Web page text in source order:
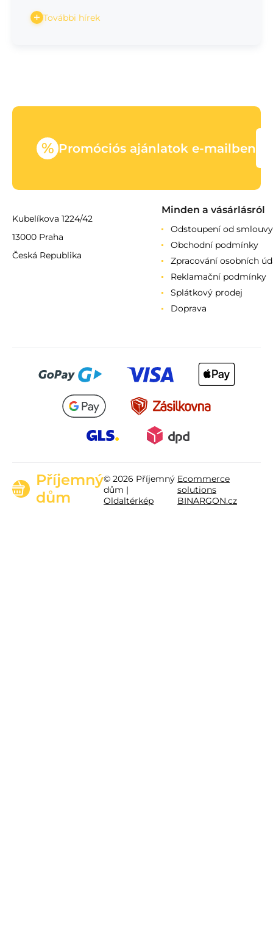
További hírek
% Promóciós ajánlatok e-mailben
Kubelíkova 1224/42
13000 Praha
Česká Republika
Minden a vásárlásról
Odstoupení od smlouvy
Obchodní podmínky
Zpracování osobních
Reklamační podmínky
Splátkový prodej
Doprava
Příjemný
dům
© 2026 Příjemný
dům |
Oldaltérkép
Ecommerce
solutions
BINARGON.cz